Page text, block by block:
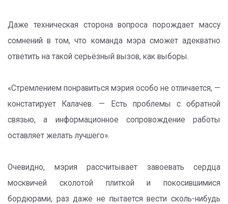
Даже техническая сторона вопроса порождает массу
сомнений в том, что команда мэра сможет адекватно
ответить на такой серьёзный вызов, как выборы.
«Стремлением понравиться мэрия особо не отличается, —
констатирует Калачев. — Есть проблемы с обратной
связью, а информационное сопровождение работы
оставляет желать лучшего».
Очевидно, мэрия рассчитывает завоевать сердца
москвичей сколотой плиткой и покосившимися
бордюрами, раз даже не пытается вести сколь-нибудь